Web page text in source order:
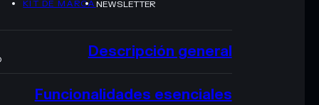
KIT DE MARCANEWSLETTER
Descripción general
Funcionalidades esenciales